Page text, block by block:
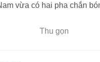
vừa có hai pha chắn
Thu gọn